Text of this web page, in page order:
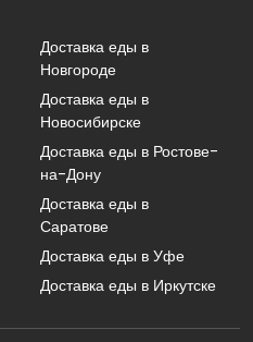
Доставка еды в
Новгороде
Доставка еды в
Новосибирске
Доставка еды в Ростове-
на-Дону
Доставка еды в
Саратове
Доставка еды в Уфе
Доставка еды в Иркутске